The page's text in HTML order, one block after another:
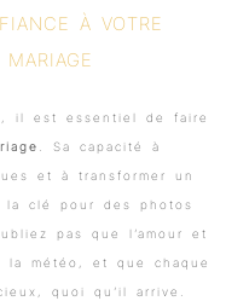
À VOTRE
il est essentiel de faire
. Sa capacité à
et à transformer un
la clé pour des photos
pas que l’amour et
météo, et que chaque
quoi qu’il arrive.